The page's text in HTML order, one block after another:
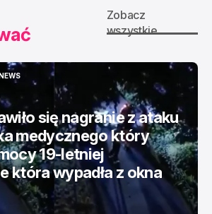
Zobacz
wszystkie
się nagranie z ataku
medycznego który
19-letniej
która wypadła z okna